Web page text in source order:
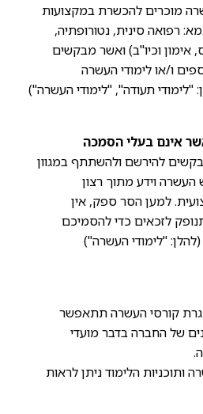
מוכרים להכשרת במקצועות
רפואה סינית, נטורופתיה,
אימון וכיו"ב) ואשר מבקשים
ו/או לימודי העשרה
תעודה", "לימודי העשרה")
אינם בעלי הסמכה
להירשם ולהשתתף במגוון
וידע מתוך רצון
למען הסר ספק, אין
לזכאים כדי להסמיכם
"לימודי העשרה")
קורסי העשרה תתאפשר
של החברה בדבר מועדי
הלימוד ניתן לראות